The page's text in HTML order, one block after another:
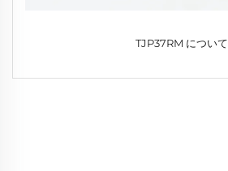
TJP37RM について